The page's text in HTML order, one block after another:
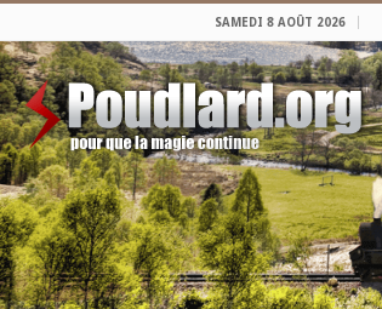
SAMEDI 8 AOÛT 2026